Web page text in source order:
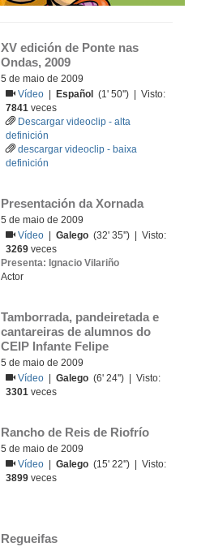
XV edición de Ponte nas
Ondas, 2009
5 de maio de 2009
Vídeo
Español
(1' 50'') | Visto:
7841 veces
Descargar videoclip - alta
definición
descargar videoclip - baixa
definición
Presentación da Xornada
5 de maio de 2009
Vídeo
|Galego (32' 35'') | Visto:
3269 veces
Presenta: Ignacio Vilariño
Actor
Tamborrada, pandeiretada e
cantareiras de alumnos do
CEIP Infante Felipe
5 de maio de 2009
Vídeo
|Galego (6' 24'') | Visto:
3301 veces
Rancho de Reis de Riofrío
5 de maio de 2009
Vídeo
|Galego (15' 22'') | Visto:
3899 veces
Regueifas